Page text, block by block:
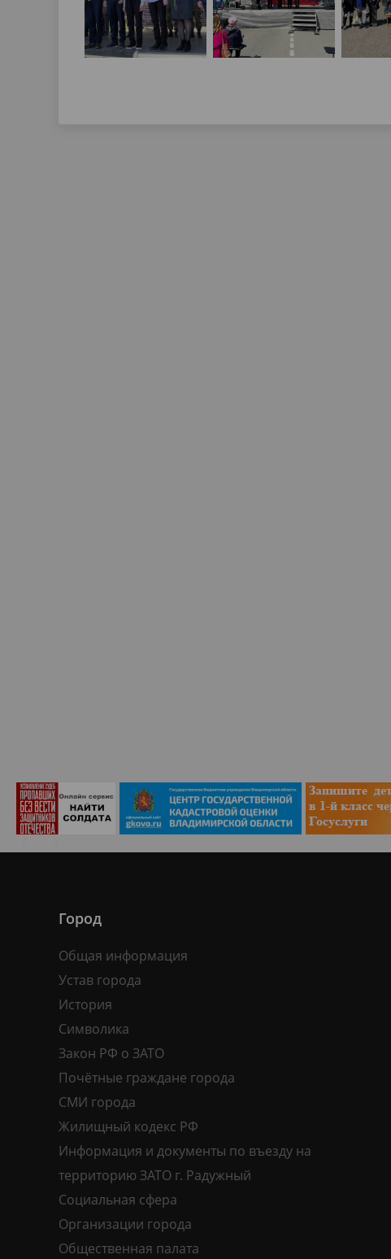
Город
Общая информация
Устав города
История
Символика
Закон РФ о ЗАТО
Почётные граждане города
СМИ города
Жилищный кодекс РФ
Информация и документы по въезду на
территорию ЗАТО г. Радужный
Социальная сфера
Организации города
Общественная палата